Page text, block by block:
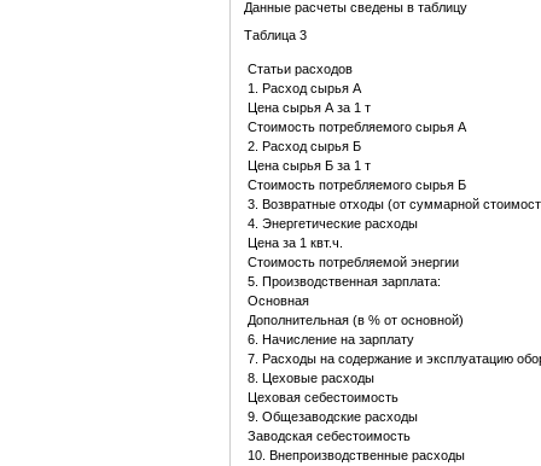
Данные расчеты сведены в таблицу
Таблица 3
Статьи расходов
1. Расход сырья А
Цена сырья А за 1 т
Стоимость потребляемого сырья А
2. Расход сырья Б
Цена сырья Б за 1 т
Стоимость потребляемого сырья Б
3. Возвратные отходы (от суммарной
4. Энергетические расходы
Цена за 1 квт.ч.
Стоимость потребляемой энергии
5. Производственная зарплата:
Основная
Дополнительная (в % от основной)
6. Начисление на зарплату
7. Расходы на содержание и эксплуатацию
8. Цеховые расходы
Цеховая себестоимость
9. Общезаводские расходы
Заводская себестоимость
10. Внепроизводственные расходы